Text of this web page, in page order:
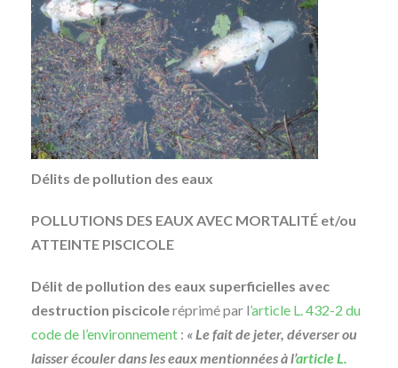
Délits de pollution des eaux
POLLUTIONS DES EAUX AVEC MORTALITÉ et/ou
ATTEINTE PISCICOLE
Délit de pollution des eaux superficielles avec
destruction piscicoleréprimé par l’article L. 432-2 du
code de l’environnement : « Le fait de jeter, déverser ou
laisser écouler dans les eaux mentionnées à l’article L.